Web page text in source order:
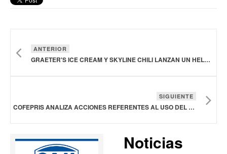
ANTERIOR
GRAETER'S ICE CREAM Y SKYLINE CHILI LANZAN UN HELADO SKYLINE SPICE EN ESTADOS UNIDOS
SIGUIENTE
COFEPRIS ANALIZA ACCIONES REFERENTES AL USO DEL COLORANTE ROJO NO. 3 FD&C EN ALIMENTOS, BEBIDAS Y SUPLEMENTOS
Noticias